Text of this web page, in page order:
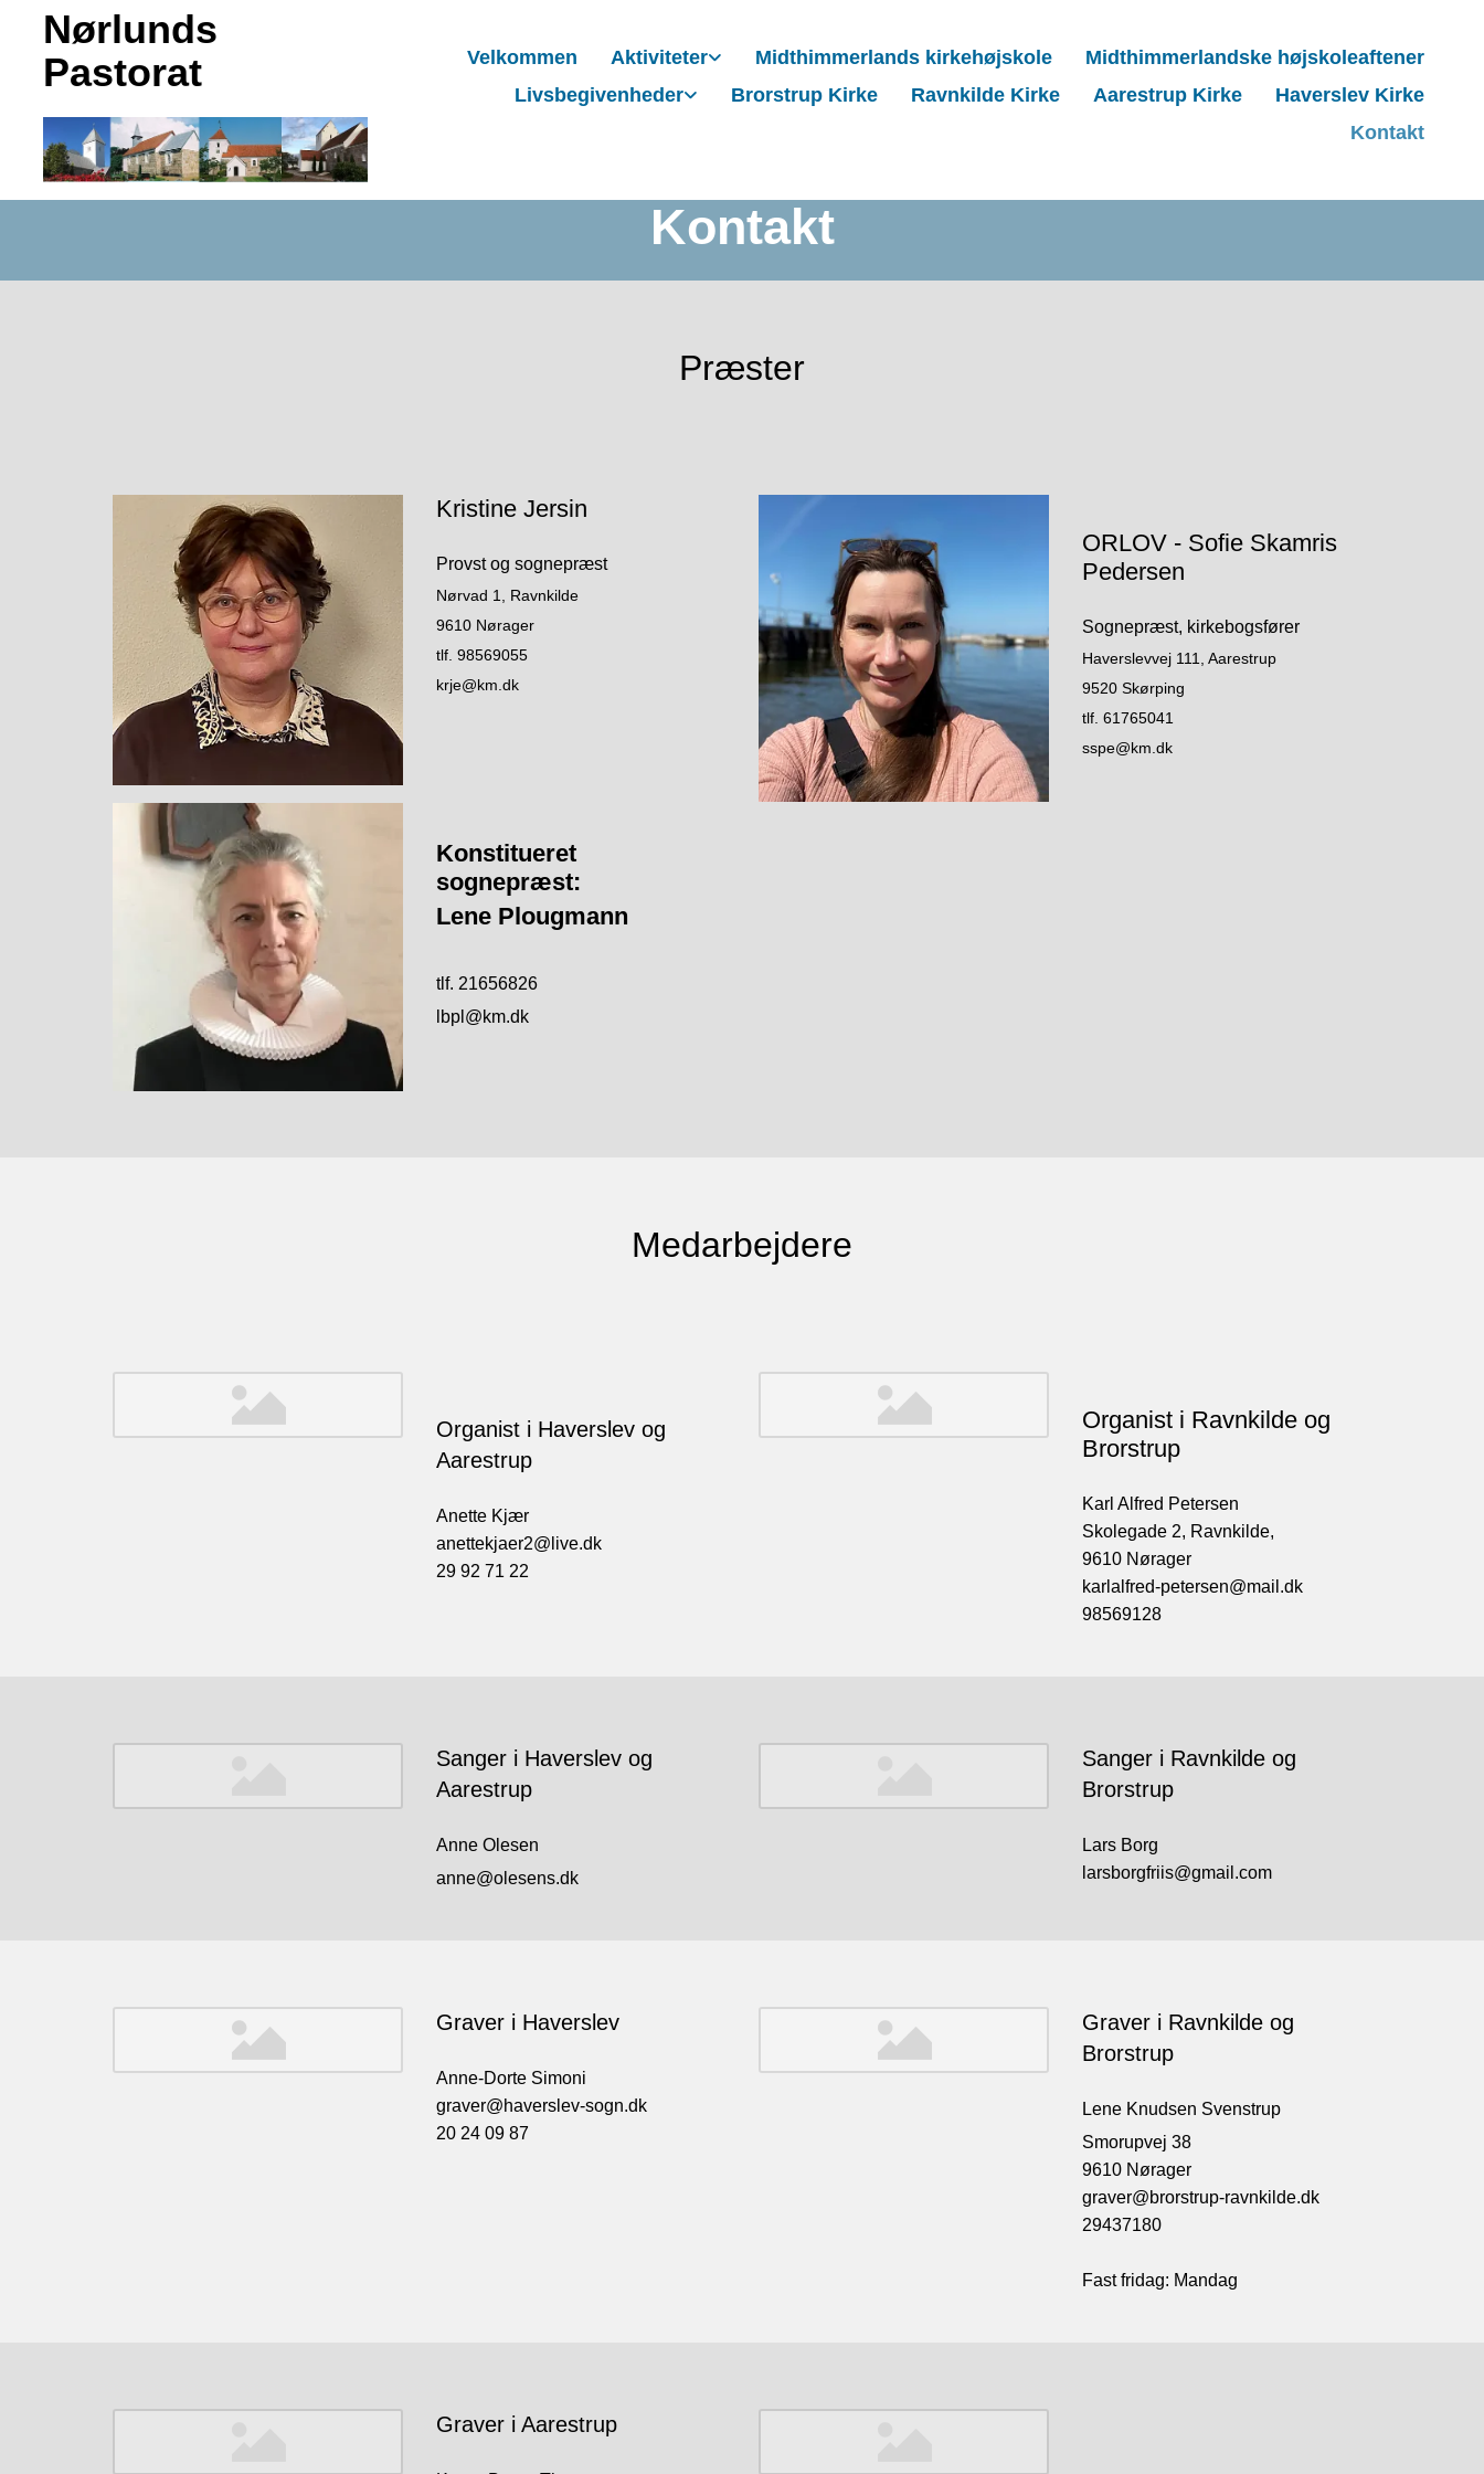
Nørlunds
Pastorat
Velkommen Aktiviteter Midthimmerlands kirkehøjskole
Midthimmerlandske højskoleaftener
Livsbegivenheder
Brorstrup Kirke Ravnkilde Kirke Aarestrup Kirke
Haverslev Kirke
Kontakt
Kontakt
Præster
Kristine Jersin
Provst og sognepræst
Nørvad 1, Ravnkilde
9610 Nørager
tlf. 98569055
krje@km.dk
Konstitueret
sognepræst:
Lene Plougmann
tlf. 21656826
lbpl@km.dk
ORLOV - Sofie Skamris
Pedersen
Sognepræst, kirkebogsfører
Haverslevvej 111, Aarestrup
9520 Skørping
tlf. 61765041
sspe@km.dk
Medarbejdere
Organist i Haverslev og
Aarestrup
Anette Kjær
anettekjaer2@live.dk
29 92 71 22
Organist i Ravnkilde og
Brorstrup
Karl Alfred Petersen
Skolegade 2, Ravnkilde,
9610 Nørager
karlalfred-petersen@mail.dk
98569128
Sanger i Haverslev og
Aarestrup
Anne Olesen
anne@olesens.dk
Sanger i Ravnkilde og
Brorstrup
Lars Borg
larsborgfriis@gmail.com
Graver i Haverslev
Anne-Dorte Simoni
graver@haverslev-sogn.dk
20 24 09 87
Graver i Ravnkilde og
Brorstrup
Lene Knudsen Svenstrup
Smorupvej 38
9610 Nørager
graver@brorstrup-ravnkilde.dk
29437180
Fast fridag: Mandag
Graver i Aarestrup